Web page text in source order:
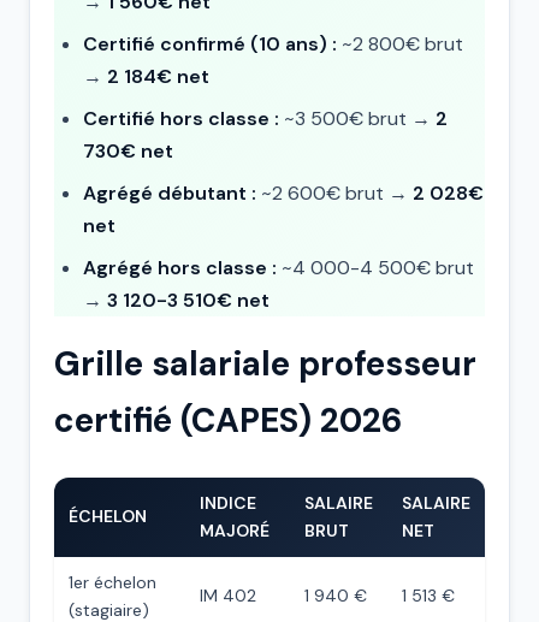
Certifié confirmé (10 ans) : ~2 800€ brut
→ 2 184€ net
Certifié hors classe : ~3 500€ brut → 2
730€ net
Agrégé débutant : ~2 600€ brut → 2 028€
net
Agrégé hors classe : ~4 000-4 500€ brut
→ 3 120-3 510€ net
Grille salariale professeur
certifié (CAPES) 2026
ÉCHELON
INDICE
MAJORÉ
SALAIRE
BRUT
SALAIRE
NET
1er échelon
(stagiaire)
IM 402 1 940 € 1 513 €